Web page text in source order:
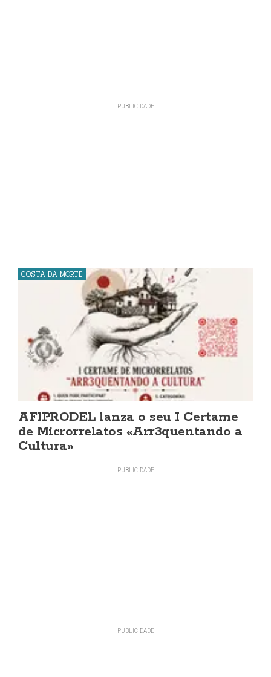
COSTA DA MORTE
AFIPRODEL lanza o seu I Certame
de Microrrelatos «Arr3quentando a
Cultura»